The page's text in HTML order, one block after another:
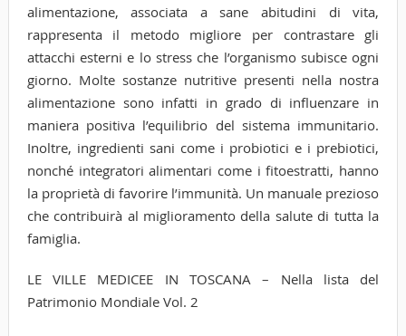
alimentazione, associata a sane abitudini di vita,
rappresenta il metodo migliore per contrastare gli
attacchi esterni e lo stress che l’organismo subisce ogni
giorno. Molte sostanze nutritive presenti nella nostra
alimentazione sono infatti in grado di influenzare in
maniera positiva l’equilibrio del sistema immunitario.
Inoltre, ingredienti sani come i probiotici e i prebiotici,
nonché integratori alimentari come i fitoestratti, hanno
la proprietà di favorire l’immunità. Un manuale prezioso
che contribuirà al miglioramento della salute di tutta la
famiglia.
LE VILLE MEDICEE IN TOSCANA – Nella lista del
Patrimonio Mondiale Vol. 2